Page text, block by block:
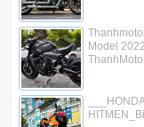
Model 2022
HITMEN_Bi